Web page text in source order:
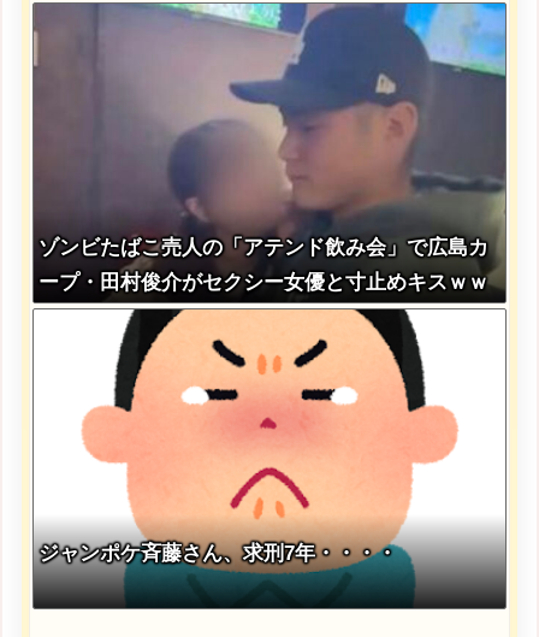
ゾンビたばこ売人の「アテンド飲み会」で広島カ
ープ・田村俊介がセクシー女優と寸止めキスｗｗ
ジャンポケ斉藤さん、求刑7年・・・・